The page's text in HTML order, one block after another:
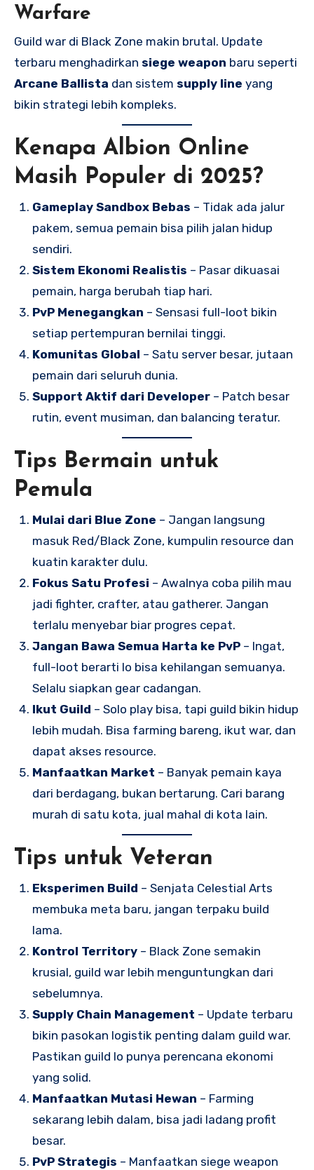
Warfare
Guild war di Black Zone makin brutal. Update
terbaru menghadirkan siege weapon baru seperti
Arcane Ballista dan sistem supply line yang
bikin strategi lebih kompleks.
Kenapa Albion Online
Masih Populer di 2025?
Gameplay Sandbox Bebas – Tidak ada jalur
pakem, semua pemain bisa pilih jalan hidup
sendiri.
Sistem Ekonomi Realistis – Pasar dikuasai
pemain, harga berubah tiap hari.
PvP Menegangkan – Sensasi full-loot bikin
setiap pertempuran bernilai tinggi.
Komunitas Global – Satu server besar, jutaan
pemain dari seluruh dunia.
Support Aktif dari Developer– Patch besar
rutin, event musiman, dan balancing teratur.
Tips Bermain untuk
Pemula
Mulai dari Blue Zone – Jangan langsung
masuk Red/Black Zone, kumpulin resource dan
kuatin karakter dulu.
Fokus Satu Profesi – Awalnya coba pilih mau
jadi fighter, crafter, atau gatherer. Jangan
terlalu menyebar biar progres cepat.
Jangan Bawa Semua Harta ke PvP– Ingat,
full-loot berarti lo bisa kehilangan semuanya.
Selalu siapkan gear cadangan.
Ikut Guild – Solo play bisa, tapi guild bikin hidup
lebih mudah. Bisa farming bareng, ikut war, dan
dapat akses resource.
Manfaatkan Market – Banyak pemain kaya
dari berdagang, bukan bertarung. Cari barang
murah di satu kota, jual mahal di kota lain.
Tips untuk Veteran
Eksperimen Build – Senjata Celestial Arts
membuka meta baru, jangan terpaku build
lama.
Kontrol Territory– Black Zone semakin
krusial, guild war lebih menguntungkan dari
sebelumnya.
Supply Chain Management – Update terbaru
bikin pasokan logistik penting dalam guild war.
Pastikan guild lo punya perencana ekonomi
yang solid.
Manfaatkan Mutasi Hewan – Farming
sekarang lebih dalam, bisa jadi ladang profit
besar.
PvP Strategis – Manfaatkan siege weapon